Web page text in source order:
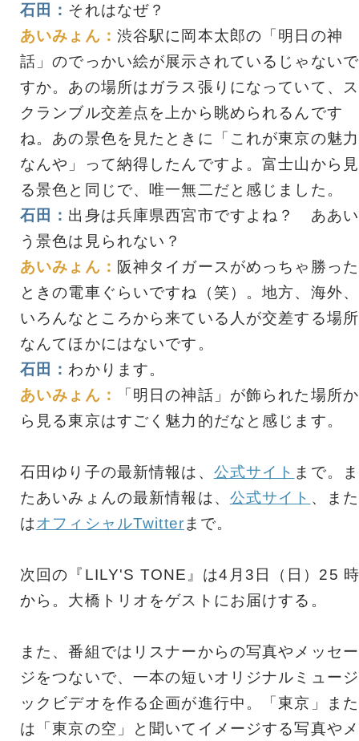
石田： それはなぜ？
あいみょん： 渋谷駅に岡本太郎の「明日の神
話」のでっかい絵が展示されているじゃないで
すか。あの場所はガラス張りになっていて、ス
クランブル交差点を上から眺められるんです
ね。あの景色を見たときに「これが東京の魅力
なんや」って納得したんですよ。富士山から見
る景色と同じで、唯一無二だと感じました。
石田： 出身は兵庫県西宮市ですよね？ ああい
う景色は見られない？
あいみょん： 阪神タイガースがめっちゃ勝った
ときの電車ぐらいですね（笑）。地方、海外、
いろんなところから来ている人が交差する場所
なんてほかにはないです。
石田： わかります。
あいみょん：
「明日の神話」が飾られた場所か
ら見る東京はすごく魅力的だなと感じます。
石田ゆり子の最新情報は、 公式サイト まで。ま
たあいみょんの最新情報は、 公式サイト 、また
はオフィシャルTwitter まで。
次回の『LILY'S TONE』は4月3日（日）25 時
から。大橋トリオをゲストにお届けする。
また、番組ではリスナーからの写真やメッセー
ジをつないで、一本の短いオリジナルミュージ
ックビデオを作る企画が進行中。「東京」また
は「東京の空」と聞いてイメージする写真やメ